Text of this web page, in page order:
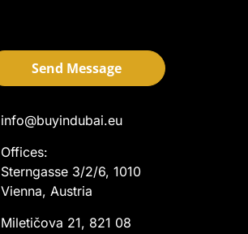
Send Message
info@buyindubai.eu
Offices:
Sterngasse 3/2/6, 1010
Vienna, Austria
Miletičova 21, 821 08